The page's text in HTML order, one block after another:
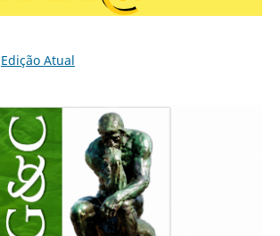
Edição Atual